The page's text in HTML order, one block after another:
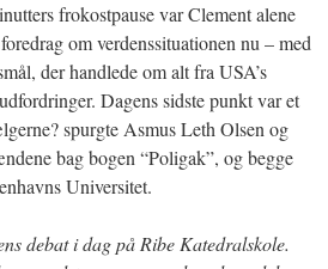
frokostpause var Clement alene
om verdenssituationen nu – med
der handlede om alt fra USA’s
Dagens sidste punkt var et
spurgte Asmus Leth Olsen og
bag bogen “Poligak”, og begge
Universitet.
debat i dag på Ribe Katedralskole.